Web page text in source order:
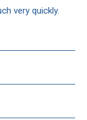
very quickly.